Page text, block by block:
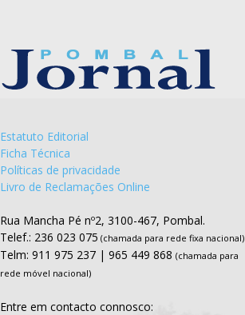
Estatuto Editorial
Ficha Técnica
Políticas de privacidade
Livro de Reclamações Online
Rua Mancha Pé nº2, 3100-467, Pombal.
Telef.: 236 023 075 (chamada para rede fixa nacional)
Telm: 911 975 237 | 965 449 868 (chamada para
rede móvel nacional)
Entre em contacto connosco: